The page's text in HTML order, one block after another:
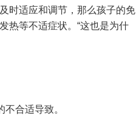
时适应和调节，那么孩子的免
热等不适症状。“这也是为什
合适导致。